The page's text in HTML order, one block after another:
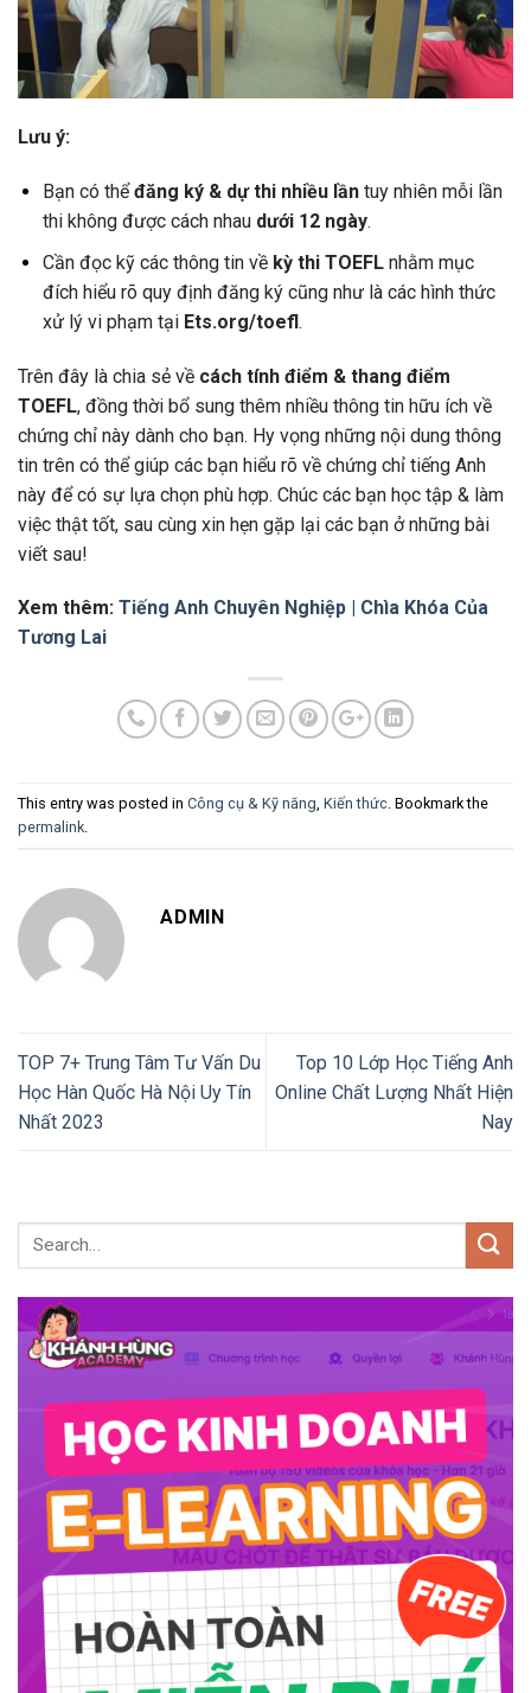
Lưu ý:
Bạn có thểđăng ký & dự thi nhiều lầntuy nhiên mỗi lần
thi không được cách nhau dưới 12 ngày.
Cần đọc kỹ các thông tin về kỳ thi TOEFLnhằm mục
đích hiểu rõ quy định đăng ký cũng như là các hình thức
xử lý vi phạm tại Ets.org/toefl.
Trên đây là chia sẻ về cách tính điểm & thang điểm
TOEFL, đồng thời bổ sung thêm nhiều thông tin hữu ích về
chứng chỉ này dành cho bạn. Hy vọng những nội dung thông
tin trên có thể giúp các bạn hiểu rõ về chứng chỉ tiếng Anh
này để có sự lựa chọn phù hợp. Chúc các bạn học tập & làm
việc thật tốt, sau cùng xin hẹn gặp lại các bạn ở những bài
viết sau!
Xem thêm: Tiếng Anh Chuyên Nghiệp | Chìa Khóa Của
Tương Lai
This entry was posted in Công cụ & Kỹ năng Kiến thức . Bookmark the
permalink
ADMIN
TOP 7+ Trung Tâm Tư Vấn Du
Học Hàn Quốc Hà Nội Uy Tín
Nhất 2023
Top 10 Lớp Học Tiếng Anh
Online Chất Lượng Nhất Hiện
Nay